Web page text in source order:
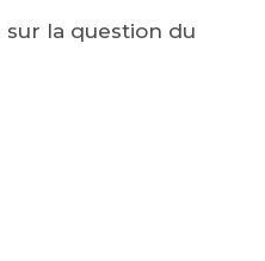
sur la question du